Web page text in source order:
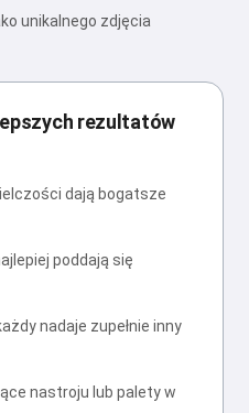
unikalnego zdjęcia
rezultatów
dają bogatsze
poddają się
nadaje zupełnie inny
nastroju lub palety w